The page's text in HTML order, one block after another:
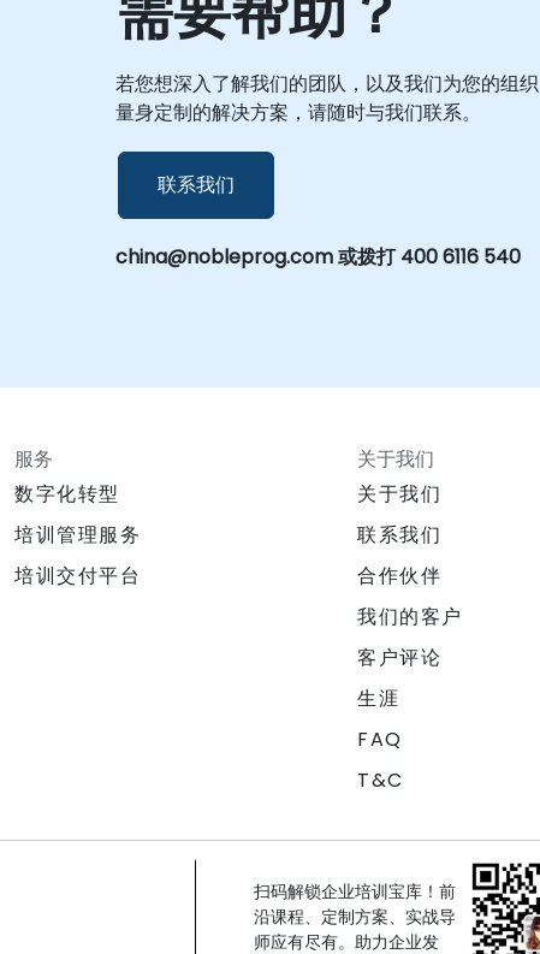
若您想深入了解我们的团队，以及我们为您的组织
量身定制的解决方案，请随时与我们联系。
联系我们
china@nobleprog.com 或拨打 400 6116 540
服务
数字化转型
培训管理服务
培训交付平台
关于我们
关于我们
联系我们
合作伙伴
我们的客户
客户评论
生涯
FAQ
T&C
扫码解锁企业培训宝库！前
沿课程、定制方案、实战导
师应有尽有。助力企业发